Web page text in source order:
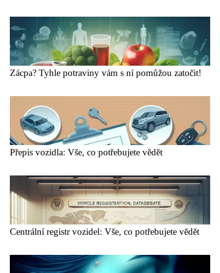
Zácpa? Tyhle potraviny vám s ní pomůžou zatočit!
Přepis vozidla: Vše, co potřebujete vědět
Centrální registr vozidel: Vše, co potřebujete vědět